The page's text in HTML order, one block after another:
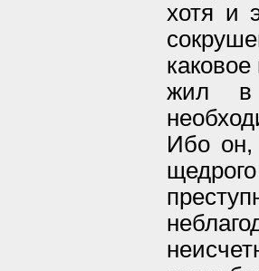
хотя и
жил в
Ибо он,